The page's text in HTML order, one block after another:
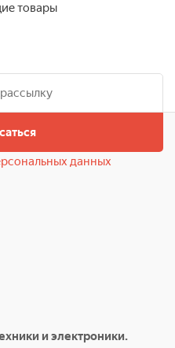
товары
данных
и электроники.